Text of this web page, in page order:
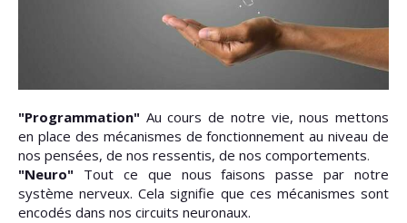
"Programmation" Au cours de notre vie, nous mettons
en place des mécanismes de fonctionnement au niveau de
nos pensées, de nos ressentis, de nos comportements.
"Neuro" Tout ce que nous faisons passe par notre
système nerveux. Cela signifie que ces mécanismessont
encodés dans nos circuits neuronaux.